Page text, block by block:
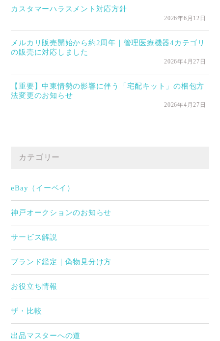
カスタマーハラスメント対応方針
2026年6月12日
メルカリ販売開始から約2周年｜管理医療機器4カテゴリ
の販売に対応しました
2026年4月27日
【重要】中東情勢の影響に伴う「宅配キット」の梱包方
法変更のお知らせ
2026年4月27日
カテゴリー
eBay（イーベイ）
神戸オークションのお知らせ
サービス解説
ブランド鑑定｜偽物見分け方
お役立ち情報
ザ・比較
出品マスターへの道